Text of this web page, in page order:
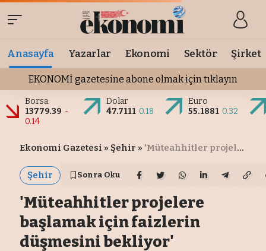
Anasayfa Yazarlar Ekonomi Sektör Şirket
EKONOMİ gazetesine abone olmak için tıklayın
Borsa
13779.39 -
0.14
Dolar
47.7111 0.18
Euro
55.1881 0.32
Ekonomi Gazetesi » Şehir » 'Müteahhitler projelere başlamak için faizlerin düşmesini bekliyor'
Şehir Sonra Oku
'Müteahhitler projelere
başlamak için faizlerin
düşmesini bekliyor'